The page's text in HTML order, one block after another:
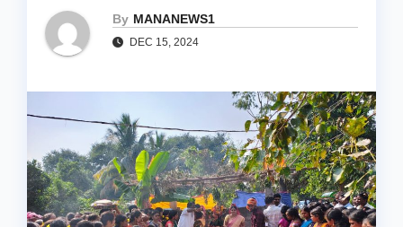
By MANANEWS1
DEC 15, 2024